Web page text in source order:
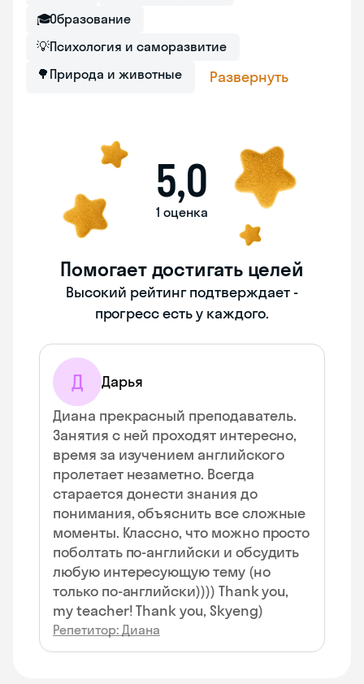
🎓Образование
💡Психология и саморазвитие
🌳 Природа и животные Развернуть
5,0
1 оценка
Помогает достигать целей
Высокий рейтинг подтверждает -
прогресс есть у каждого.
Д
Дарья
Диана прекрасный преподаватель.
Занятия с ней проходят интересно,
время за изучением английского
пролетает незаметно. Всегда
старается донести знания до
понимания, объяснить все сложные
моменты. Классно, что можно просто
поболтать по-английски и обсудить
любую интересующую тему (но
только по-английски)))) Thank you,
my teacher! Thank you, Skyeng)
Репетитор: Диана